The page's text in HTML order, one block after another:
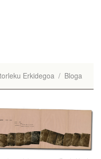
Erkidegoa / Bloga